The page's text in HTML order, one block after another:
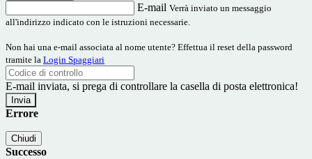
E-mail Verrà inviato un messaggio
all'indirizzo indicato con le istruzioni necessarie.
Non hai una e-mail associata al nome utente? Effettua il reset della password
tramite la Login Spaggiari
E-mail inviata, si prega di controllare la casella di posta elettronica!
Errore
Chiudi
Successo